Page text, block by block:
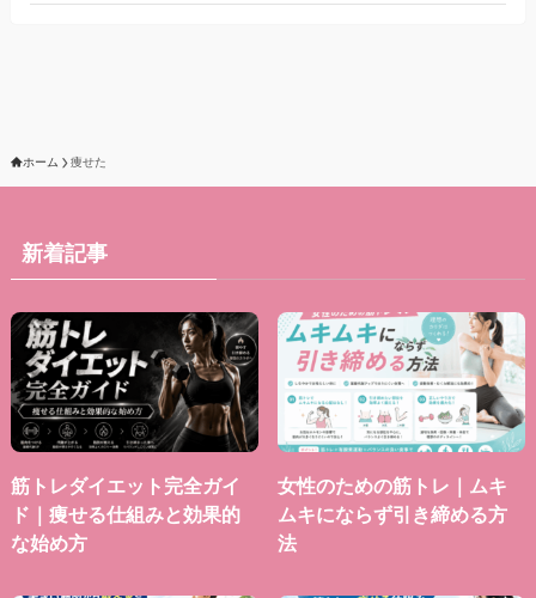
ホーム 痩せた
新着記事
筋トレダイエット完全ガイ
ド｜痩せる仕組みと効果的
な始め方
女性のための筋トレ｜ムキ
ムキにならず引き締める方
法